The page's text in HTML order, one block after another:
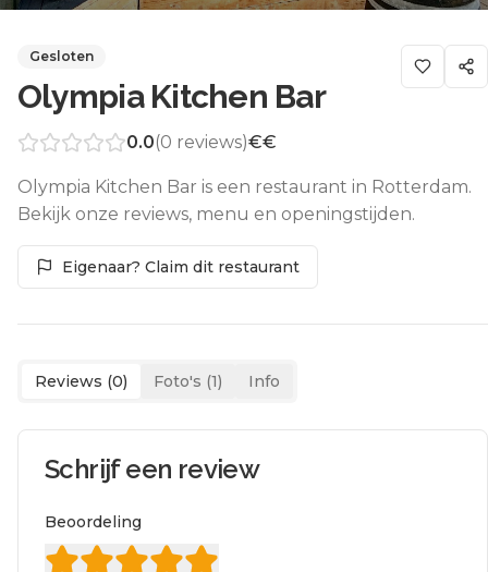
Gesloten
Olympia Kitchen Bar
0.0(0 reviews)€€
Olympia Kitchen Bar is een restaurant in Rotterdam.
Bekijk onze reviews, menu en openingstijden.
Eigenaar? Claim dit restaurant
Reviews (0) Foto's (1) Info
Schrijf een review
Beoordeling